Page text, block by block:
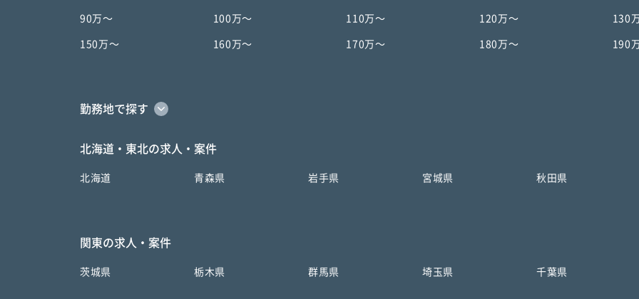
90万〜 100万〜 110万〜 120万〜 130
150万〜 160万〜 170万〜 180万〜 190
勤務地で探す
北海道・東北の求人・案件
北海道 青森県 岩手県 宮城県 秋田県
関東の求人・案件
茨城県 栃木県 群馬県 埼玉県 千葉県